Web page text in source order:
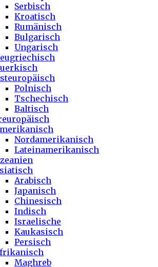
Serbisch
Kroatisch
Rumänisch
Bulgarisch
Ungarisch
Polnisch
Tschechisch
Baltisch
Nordamerikanisch
Lateinamerikanisch
Arabisch
Japanisch
Chinesisch
Indisch
Israelische
Kaukasisch
Persisch
Maghreb